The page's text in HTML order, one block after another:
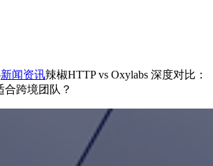
新闻资讯辣椒HTTP vs Oxylabs 深度对比：
合跨境团队？